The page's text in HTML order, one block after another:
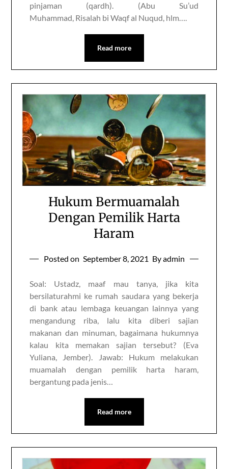
pinjaman (qardh). (Abu Su’ud
Muhammad, Risalah bi Waqf al Nuqud, hlm….
Read more
Hukum Bermuamalah
Dengan Pemilik Harta
Haram
Posted on September 8, 2021 By admin
Soal: Ustadz, maaf mau tanya, jika kita
bersilaturahmi ke rumah saudara yang bekerja
di bank atau lembaga keuangan lainnya yang
mengandung riba, lalu kita diberi sajian
makanan dan minuman, bagaimana hukumnya
kalau kita memakan sajian tersebut? (Eva
Yuliana, Jember). Jawab: Hukum melakukan
muamalah dengan pemilik harta haram,
bergantung pada jenis…
Read more